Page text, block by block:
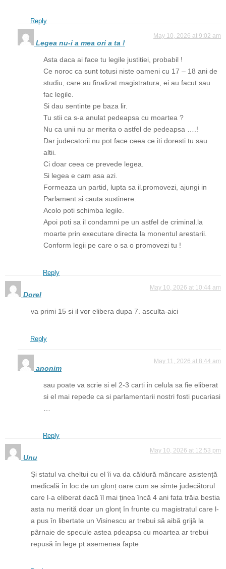
Reply
Legea nu-i a mea ori a ta !
May 10, 2026 at 9:02 am
Asta daca ai face tu legile justitiei, probabil !
Ce noroc ca sunt totusi niste oameni cu 17 – 18 ani de
studiu, care au finalizat magistratura, ei au facut sau
fac legile.
Si dau sentinte pe baza lir.
Tu stii ca s-a anulat pedeapsa cu moartea ?
Nu ca unii nu ar merita o astfel de pedeapsa ….!
Dar judecatorii nu pot face ceea ce iti doresti tu sau
altii.
Ci doar ceea ce prevede legea.
Si legea e cam asa azi.
Formeaza un partid, lupta sa il.promovezi, ajungi in
Parlament si cauta sustinere.
Acolo poti schimba legile.
Apoi poti sa il condamni pe un astfel de criminal.la
moarte prin executare directa la monentul arestarii.
Conform legii pe care o sa o promovezi tu !
Reply
Dorel
May 10, 2026 at 10:44 am
va primi 15 si il vor elibera dupa 7. asculta-aici
Reply
anonim
May 11, 2026 at 8:44 am
sau poate va scrie si el 2-3 carti in celula sa fie eliberat
si el mai repede ca si parlamentarii nostri fosti pucariasi
…
Reply
Unu
May 10, 2026 at 12:53 pm
Și statul va cheltui cu el îi va da căldură mâncare asistență
medicală în loc de un glonț oare cum se simte judecătorul
care l-a eliberat dacă îl mai ținea încă 4 ani fata trăia bestia
asta nu merită doar un glonț în frunte cu magistratul care l-
a pus în libertate un Visinescu ar trebui să aibă grijă la
pârnaie de specule astea pdeapsa cu moartea ar trebui
repusă în lege pt asemenea fapte